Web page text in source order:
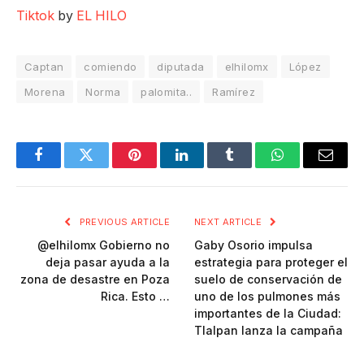
Tiktok by EL HILO
Captan comiendo diputada elhilomx
López
Morena
Norma palomita.. Ramírez
FacebookTwitter PinterestLinkedInTumblr WhatsAppEmail
PREVIOUS ARTICLE
@elhilomx Gobierno no
deja pasar ayuda a la
zona de desastre en Poza
Rica. Esto …
NEXT ARTICLE
Gaby Osorio impulsa
estrategia para proteger el
suelo de conservación de
uno de los pulmones más
importantes de la Ciudad:
Tlalpan lanza la campaña